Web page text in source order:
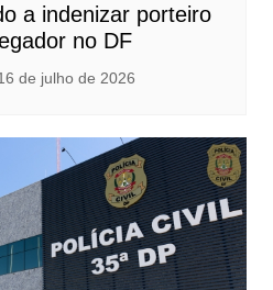
a indenizar porteiro
no DF
de julho de 2026